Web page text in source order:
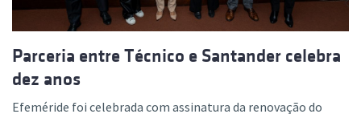
Parceria entre Técnico e Santander celebra
dez anos
Efeméride foi celebrada com assinatura da renovação do